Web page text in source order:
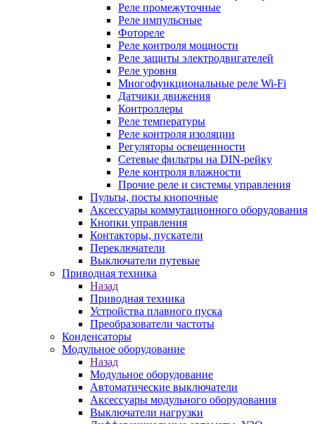
Реле промежуточные
Реле импульсные
Фотореле
Реле контроля мощности
Реле защиты электродвигателей
Реле уровня
Многофункциональные реле Wi-Fi
Датчики движения
Контроллеры
Реле температуры
Реле контроля изоляции
Регуляторы освещенности
Сетевые фильтры на DIN-рейку
Реле контроля влажности
Прочие реле и системы управления
Пульты, посты кнопочные
Аксессуары коммутационного оборудования
Кнопки управления
Контакторы, пускатели
Переключатели
Выключатели путевые
Приводная техника
Назад
Приводная техника
Устройства плавного пуска
Преобразователи частоты
Конденсаторы
Модульное оборудование
Назад
Модульное оборудование
Автоматические выключатели
Аксессуары модульного оборудования
Выключатели нагрузки